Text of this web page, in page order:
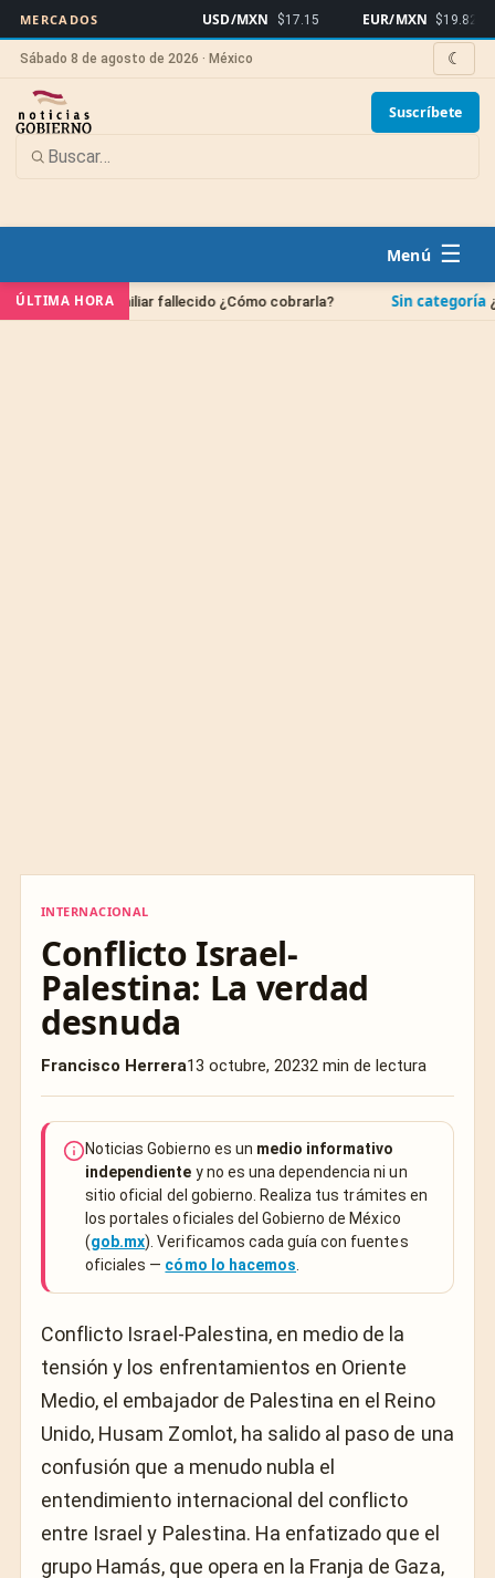
MERCADOS USD/MXN $17.15 EUR/MXN $19.82
Sábado 8 de agosto de 2026 · México ☾
Suscríbete
☰
ÚLTIMA HORA
un familiar fallecido ¿Cómo cobrarla? Sin categoría¿Cuándo se
INTERNACIONAL
Conflicto Israel-
Palestina: La verdad
desnuda
Francisco Herrera13 octubre, 20232 min de lectura
Noticias Gobierno es un medio informativo
independiente y no es una dependencia ni un
sitio oficial del gobierno. Realiza tus trámites en
los portales oficiales del Gobierno de México
(gob.mx). Verificamos cada guía con fuentes
oficiales — cómo lo hacemos
Conflicto Israel-Palestina, en medio de la
tensión y los enfrentamientos en Oriente
Medio, el embajador de Palestina en el Reino
Unido, Husam Zomlot, ha salido al paso de una
confusión que a menudo nubla el
entendimiento internacional del conflicto
entre Israel y Palestina. Ha enfatizado que el
grupo Hamás, que opera en la Franja de Gaza,